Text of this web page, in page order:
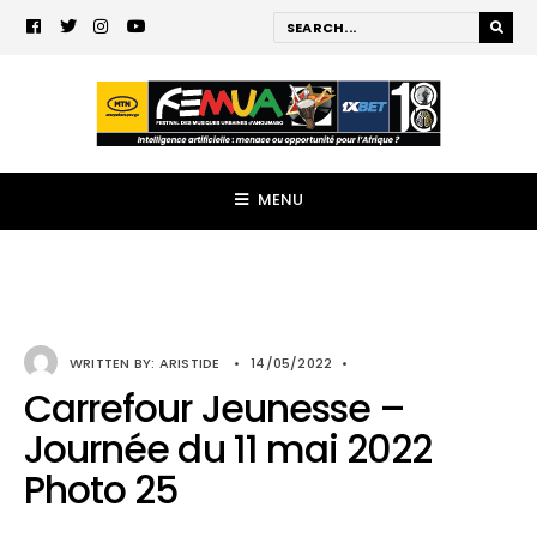
MENU
WRITTEN BY: ARISTIDE • 14/05/2022 •
Carrefour Jeunesse –
Journée du 11 mai 2022
Photo 25